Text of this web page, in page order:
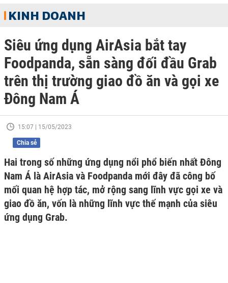
KINH DOANH
Siêu ứng dụng AirAsia bắt tay
Foodpanda, sẵn sàng đối đầu Grab
trên thị trường giao đồ ăn và gọi xe
Đông Nam Á
15:07 | 15/05/2023
Chia sẻ
Hai trong số những ứng dụng nổi phổ biến nhất Đông
Nam Á là AirAsia và Foodpanda mới đây đã công bố
mối quan hệ hợp tác, mở rộng sang lĩnh vực gọi xe và
giao đồ ăn, vốn là những lĩnh vực thế mạnh của siêu
ứng dụng Grab.